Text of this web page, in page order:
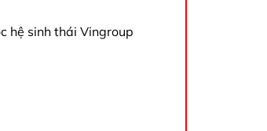
hệ sinh thái Vingroup